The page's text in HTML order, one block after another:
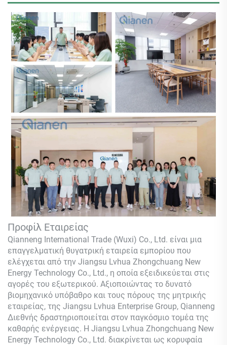
Προφίλ Εταιρείας
Qianneng International Trade (Wuxi) Co., Ltd. είναι μια
επαγγελματική θυγατρική εταιρεία εμπορίου που
ελέγχεται από την Jiangsu Lvhua Zhongchuang New
Energy Technology Co., Ltd., η οποία εξειδικεύεται στις
αγορές του εξωτερικού. Αξιοποιώντας το δυνατό
βιομηχανικό υπόβαθρο και τους πόρους της μητρικής
εταιρείας, της Jiangsu Lvhua Enterprise Group, Qianneng
Διεθνής δραστηριοποιείται στον παγκόσμιο τομέα της
καθαρής ενέργειας. Η Jiangsu Lvhua Zhongchuang New
Energy Technology Co., Ltd. διακρίνεται ως κορυφαία